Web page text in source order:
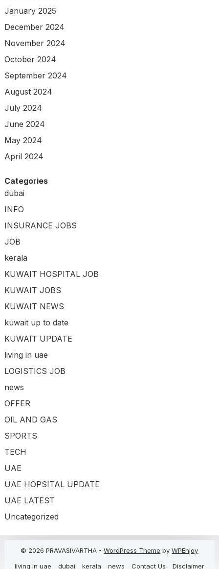
January 2025
December 2024
November 2024
October 2024
September 2024
August 2024
July 2024
June 2024
May 2024
April 2024
Categories
dubai
INFO
INSURANCE JOBS
JOB
kerala
KUWAIT HOSPITAL JOB
KUWAIT JOBS
KUWAIT NEWS
kuwait up to date
KUWAIT UPDATE
living in uae
LOGISTICS JOB
news
OFFER
OIL AND GAS
SPORTS
TECH
UAE
UAE HOPSITAL UPDATE
UAE LATEST
Uncategorized
© 2026 PRAVASIVARTHA -WordPress Theme byWPEnjoy
living in uae
dubai kerala news Contact Us Disclaimer